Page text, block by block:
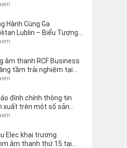
Của Matteo Milani
Hành Cùng Ga
Lublin – Biểu Tượng
Giao Thông Thế Giới
âm thanh RCF Business
tầm trải nghiệm tại
Ý
đính chính thông tin
xuất trên một số sản
Elec khai trương
âm thanh thứ 15 tại